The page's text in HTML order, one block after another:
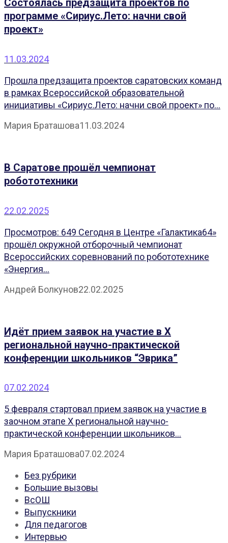
Состоялась предзащита проектов по
программе «Сириус.Лето: начни свой
проект»
11.03.2024
Прошла предзащита проектов саратовских команд
в рамках Всероссийской образовательной
инициативы «Сириус.Лето: начни свой проект» по...
Мария Браташова11.03.2024
В Саратове прошёл чемпионат
робототехники
22.02.2025
Просмотров: 649 Сегодня в Центре «Галактика64»
прошёл окружной отборочный чемпионат
Всероссийских соревнований по робототехнике
«Энергия...
Андрей Болкунов22.02.2025
Идёт прием заявок на участие в X
региональной научно-практической
конференции школьников “Эврика”
07.02.2024
5 февраля стартовал прием заявок на участие в
заочном этапе X региональной научно-
практической конференции школьников...
Мария Браташова07.02.2024
Без рубрики
Большие вызовы
ВсОШ
Выпускники
Для педагогов
Интервью